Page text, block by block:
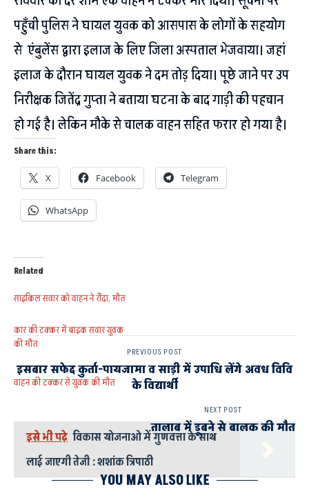
पहुँची पुलिस ने घायल युवक को आसपास के लोगों के सहयोग
से एंबुलेंस द्वारा इलाज के लिए जिला अस्पताल भेजवाया। जहां
इलाज के दौरान घायल युवक ने दम तोड़ दिया। पूछे जाने पर उप
निरीक्षक जितेंद्र गुप्ता ने बताया घटना के बाद गाड़ी की पहचान
हो गई है। लेकिन मौके से चालक वाहन सहित फरार हो गया है।
Share this:
X Facebook Telegram
WhatsApp
Related
साइकिल सवार को वाहन ने रौंदा, मौत
कार की टक्कर में बाइक सवार युवक
की मौत
वाहन की टक्कर से युवक की मौत
इसे भी पढ़े विकास योजनाओ में गुणवत्ता के साथ
लाई जाएगी तेजी : शशांक त्रिपाठी
PREVIOUS POST
इसबार सफेद कुर्ता-पायजामा व साड़ी में उपाधि लेंगे अवध विवि
के विद्यार्थी
NEXT POST
तालाब में डूबने से बालक की मौत
YOU MAY ALSO LIKE